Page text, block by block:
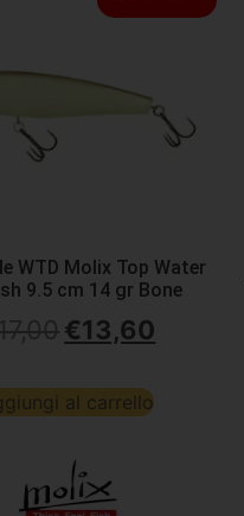
WTD Molix Top Water
9.5 cm 14 gr Bone
€13,60
al carrello